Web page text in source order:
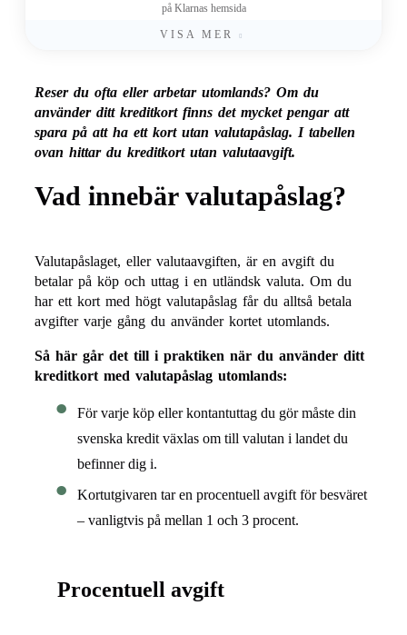
på Klarnas hemsida
VISA MER
Reser du ofta eller arbetar utomlands? Om du
använder ditt kreditkort finns det mycket pengar att
spara på att ha ett kort utan valutapåslag. I tabellen
ovan hittar du kreditkort utan valutaavgift.
Vad innebär valutapåslag?
Valutapåslaget, eller valutaavgiften, är en avgift du
betalar på köp och uttag i en utländsk valuta. Om du
har ett kort med högt valutapåslag får du alltså betala
avgifter varje gång du använder kortet utomlands.
Så här går det till i praktiken när du använder ditt
kreditkort med valutapåslag utomlands:
För varje köp eller kontantuttag du gör måste din
svenska kredit växlas om till valutan i landet du
befinner dig i.
Kortutgivaren tar en procentuell avgift för besväret
– vanligtvis på mellan 1 och 3 procent.
Procentuell avgift